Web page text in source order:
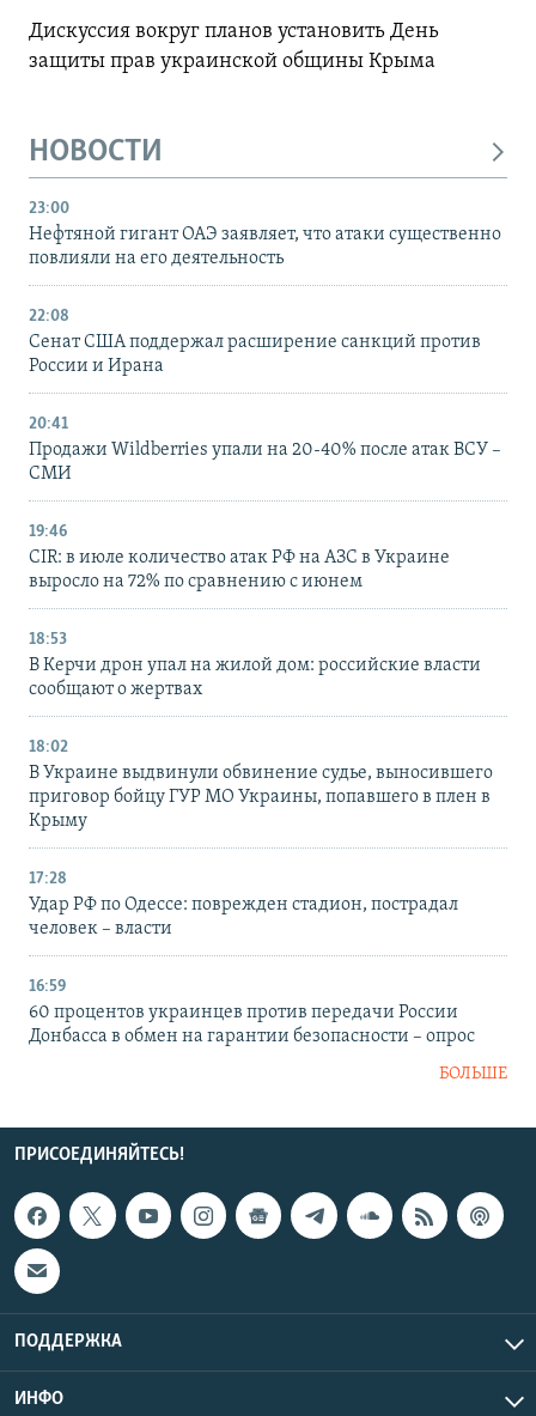
Дискуссия вокруг планов установить День
защиты прав украинской общины Крыма
НОВОСТИ
23:00
Нефтяной гигант ОАЭ заявляет, что атаки существенно
повлияли на его деятельность
22:08
Сенат США поддержал расширение санкций против
России и Ирана
20:41
Продажи Wildberries упали на 20-40% после атак ВСУ –
СМИ
19:46
CIR: в июле количество атак РФ на АЗС в Украине
выросло на 72% по сравнению с июнем
18:53
В Керчи дрон упал на жилой дом: российские власти
сообщают о жертвах
18:02
В Украине выдвинули обвинение судье, выносившего
приговор бойцу ГУР МО Украины, попавшего в плен в
Крыму
17:28
Удар РФ по Одессе: поврежден стадион, пострадал
человек – власти
16:59
60 процентов украинцев против передачи России
Донбасса в обмен на гарантии безопасности – опрос
БОЛЬШЕ
ПРИСОЕДИНЯЙТЕСЬ!
ПОДДЕРЖКА
ИНФО